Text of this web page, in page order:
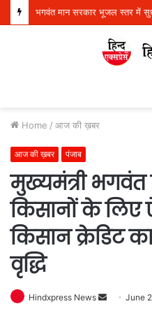
Home / आज की ख़बर
आज की ख़बर पंजाब
मुख्यमंत्री भगवंत
किसानों के लिए
किसान क्रेडिट
वृद्धि
Hindxpress News June